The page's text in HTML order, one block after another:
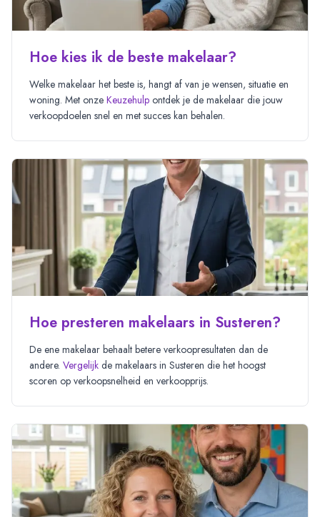
Hoe kies ik de beste makelaar?
Welke makelaar het beste is, hangt af van je wensen, situatie en
woning. Met onze Keuzehulp ontdek je de makelaar die jouw
verkoopdoelen snel en met succes kan behalen.
Hoe presteren makelaars in Susteren?
De ene makelaar behaalt betere verkoopresultaten dan de
andere. Vergelijk de makelaars in Susteren die het hoogst
scoren op verkoopsnelheid en verkoopprijs.